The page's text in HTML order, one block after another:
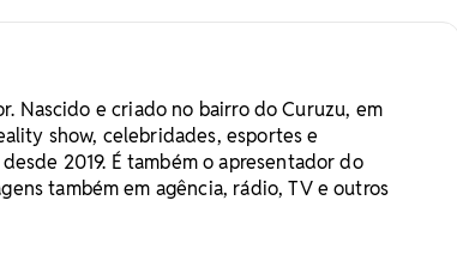
Nascido e criado no bairro do Curuzu, em
show, celebridades, esportes e
2019. É também o apresentador do
também em agência, rádio, TV e outros